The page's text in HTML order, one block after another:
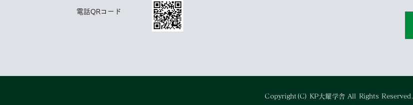
電話QRコード
Copyright(C) KP大耀学舎 All Rights Reserved.